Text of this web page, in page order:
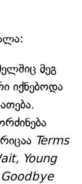
მეგ
იქნებოდა
Terms
Young